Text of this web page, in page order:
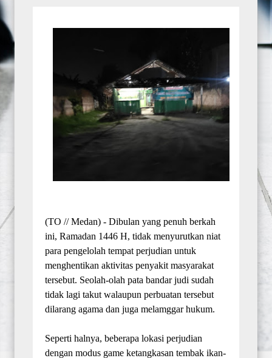
(TO // Medan) - Dibulan yang penuh berkah
ini, Ramadan 1446 H, tidak menyurutkan niat
para pengelolah tempat perjudian untuk
menghentikan aktivitas penyakit masyarakat
tersebut. Seolah-olah pata bandar judi sudah
tidak lagi takut walaupun perbuatan tersebut
dilarang agama dan juga melamggar hukum.
Seperti halnya, beberapa lokasi perjudian
dengan modus game ketangkasan tembak ikan-